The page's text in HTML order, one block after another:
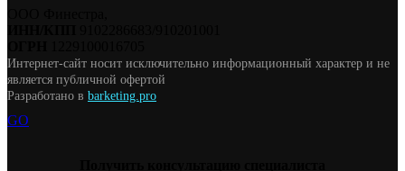
Интернет-сайт носит исключительно информационный характер и не
является публичной офертой
Разработано в barketing.pro
GO